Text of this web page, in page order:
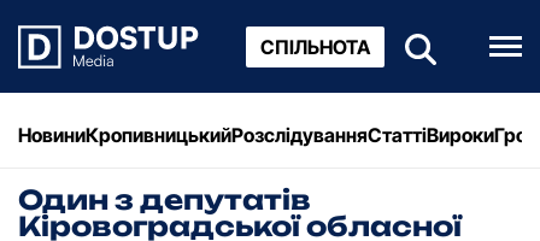
СПІЛЬНОТА
НовиниКропивницькийРозслідуванняСтаттіВироки
Один з депутатів
Кіpовогpадської обласної